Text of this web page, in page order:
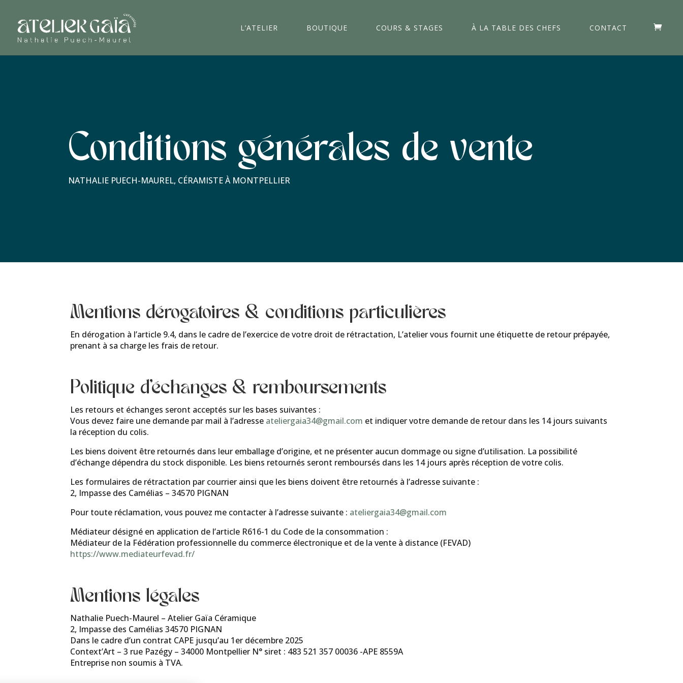
L’ATELIER BOUTIQUE COURS & STAGES À LA TABLE DES CHEFS CONTACT
Conditions générales de vente
NATHALIE PUECH-MAUREL, CÉRAMISTE À MONTPELLIER
Mentions dérogatoires & conditions particulières
En dérogation à l’article 9.4, dans le cadre de l’exercice de votre droit de rétractation, L’atelier vous fournit une étiquette de retour prépayée,
prenant à sa charge les frais de retour.
Politique d’échanges & remboursements
Les retours et échanges seront acceptés sur les bases suivantes :
Vous devez faire une demande par mail à l’adresse ateliergaia34@gmail.com et indiquer votre demande de retour dans les 14 jours suivants
la réception du colis.
Les biens doivent être retournés dans leur emballage d’origine, et ne présenter aucun dommage ou signe d’utilisation. La possibilité
d’échange dépendra du stock disponible. Les biens retournés seront remboursés dans les 14 jours après réception de votre colis.
Les formulaires de rétractation par courrier ainsi que les biens doivent être retournés à l’adresse suivante :
2, Impasse des Camélias – 34570 PIGNAN
Pour toute réclamation, vous pouvez me contacter à l’adresse suivante : ateliergaia34@gmail.com
Médiateur désigné en application de l’article R616-1 du Code de la consommation :
Médiateur de la Fédération professionnelle du commerce électronique et de la vente à distance (FEVAD)
https://www.mediateurfevad.fr/
Mentions légales
Nathalie Puech-Maurel – Atelier Gaïa Céramique
2, Impasse des Camélias 34570 PIGNAN
Dans le cadre d’un contrat CAPE jusqu’au 1er décembre 2025
Context’Art – 3 rue Pazégy – 34000 Montpellier N° siret : 483 521 357 00036 -APE 8559A
Entreprise non soumis à TVA.